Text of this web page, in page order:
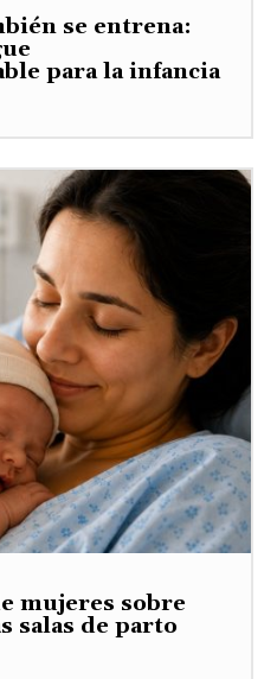
se entrena:
para la infancia
mujeres sobre
salas de parto